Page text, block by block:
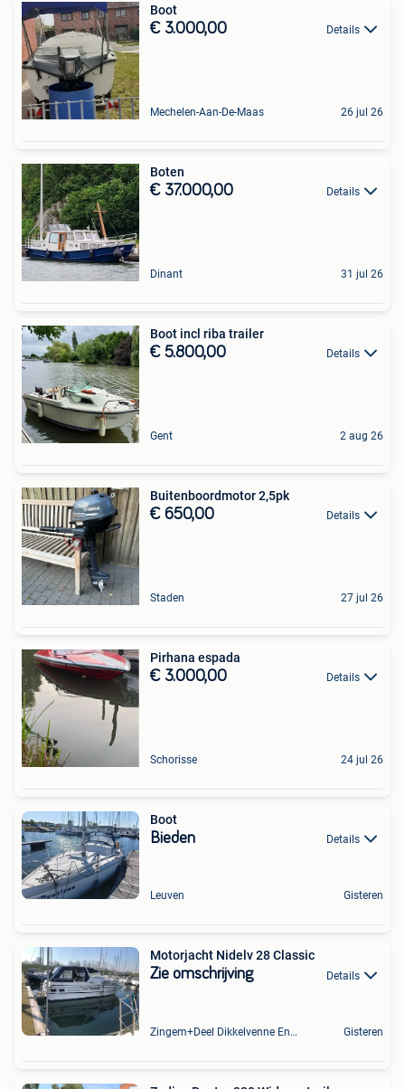
Boot
€ 3.000,00 Details
Mechelen-Aan-De-Maas 26 jul 26
Boten
€ 37.000,00 Details
Dinant 31 jul 26
Boot incl riba trailer
€ 5.800,00 Details
Gent 2 aug 26
Buitenboordmotor 2,5pk
€ 650,00 Details
Staden 27 jul 26
Pirhana espada
€ 3.000,00 Details
Schorisse 24 jul 26
Boot
Bieden Details
Leuven Gisteren
Motorjacht Nidelv 28 Classic
Zie omschrijving Details
Zingem+Deel Dikkelvenne En Nederzwalm-Hermelgem Gisteren